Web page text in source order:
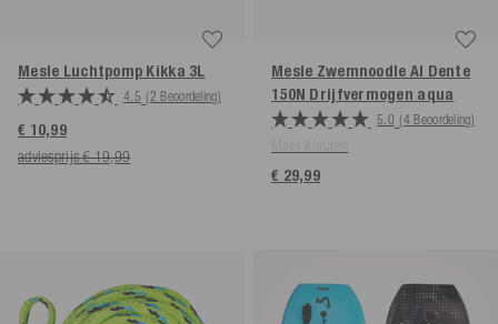
Mesle Luchtpomp Kikka 3L
4.5 (2 Beoordeling)
€ 10,99
adviesprijs € 19,99
Mesle Zwemnoodle Al Dente
150N Drijfvermogen aqua
5.0 (4 Beoordeling)
€ 29,99